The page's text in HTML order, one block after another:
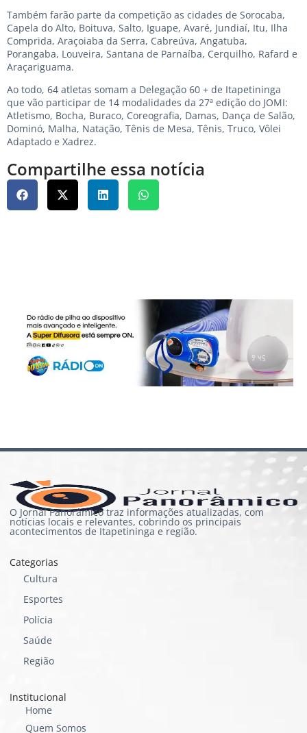
Também farão parte da competição as cidades de Sorocaba,
Capela do Alto, Boituva, Salto, Iguape, Avaré, Jundiaí, Itu, Ilha
Comprida, Araçoiaba da Serra, Cabreúva, Angatuba,
Porangaba, Louveira, Santana de Parnaíba, Cerquilho, Rafard e
Araçariguama.
Ao todo, 64 atletas somam a Delegação 60 + de Itapetininga
que vão participar de 14 modalidades da 27ª edição do JOMI:
Atletismo, Bocha, Buraco, Coreografia, Damas, Dança de Salão,
Dominó, Malha, Natação, Tênis de Mesa, Tênis, Truco, Vôlei
Adaptado e Xadrez.
Compartilhe essa notícia
O Jornal Panorâmico traz informações atualizadas, com
notícias locais e relevantes, cobrindo os principais
acontecimentos de Itapetininga e região.
Categorias
Cultura
Esportes
Polícia
Saúde
Região
Institucional
Home
Quem Somos